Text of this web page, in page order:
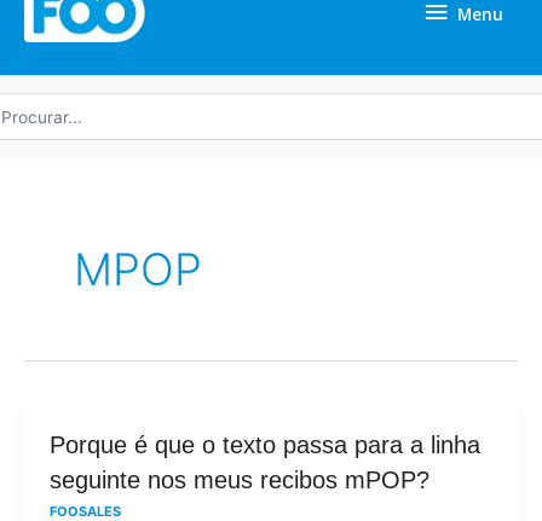
Menu
MPOP
Porque é que o texto passa para a linha
seguinte nos meus recibos mPOP?
FOOSALES
Porque
é